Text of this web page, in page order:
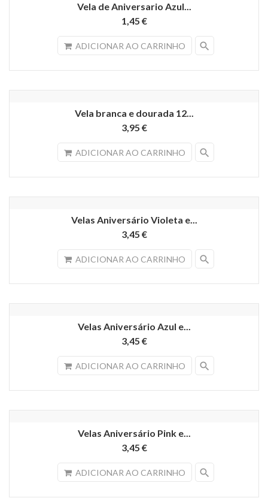
Vela de Aniversario Azul...
1,45 €
ADICIONAR AO CARRINHO search
Vela branca e dourada 12...
3,95 €
ADICIONAR AO CARRINHO search
Velas Aniversário Violeta e...
3,45 €
ADICIONAR AO CARRINHO search
Velas Aniversário Azul e...
3,45 €
ADICIONAR AO CARRINHO search
Velas Aniversário Pink e...
3,45 €
ADICIONAR AO CARRINHO search